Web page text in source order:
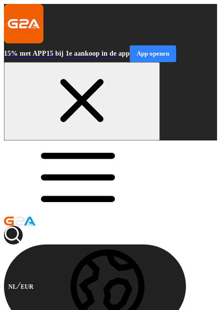
15% met APP15 bij 1e aankoop in de app App openen
NL EUR